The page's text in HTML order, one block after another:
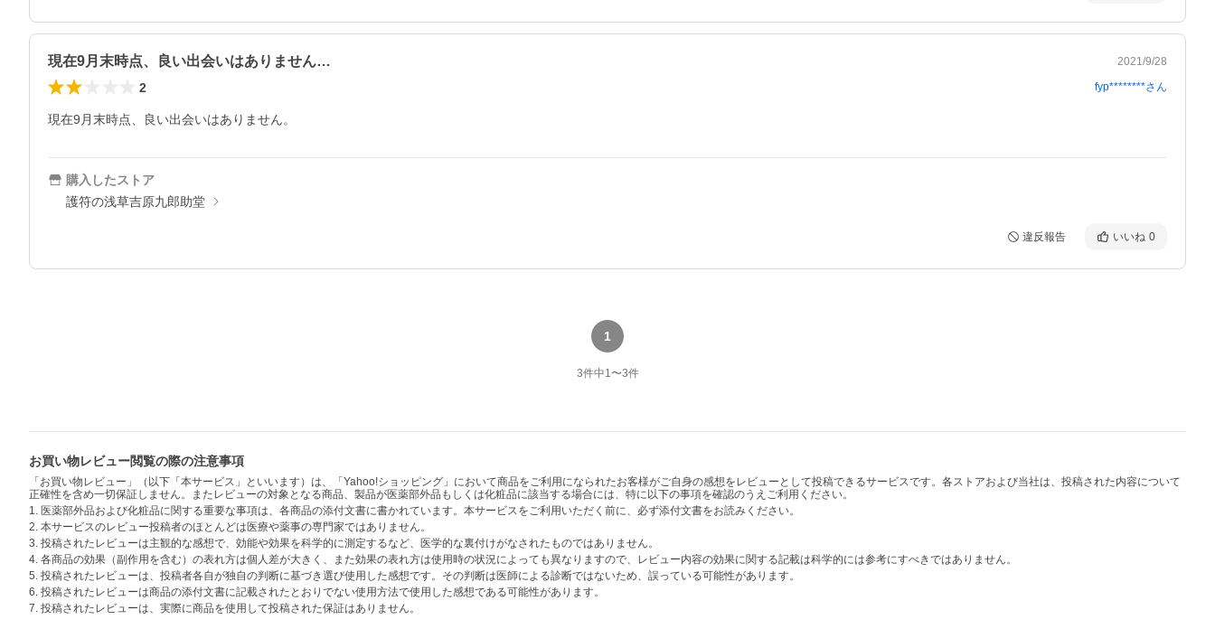
現在9月末時点、良い出会いはありません… 2021/9/28
2 fyp********さん
現在9月末時点、良い出会いはありません。
購入したストア
護符の浅草吉原九郎助堂
違反報告 いいね 0
1
3件中1〜3件
お買い物レビュー閲覧の際の注意事項
「お買い物レビュー」（以下「本サービス」といいます）は、「Yahoo!ショッピング」において商品をご利用になられたお客様がご自身の感想をレビューとして投稿できるサービスです。各ストアおよび当社は、投稿された内容について
正確性を含め一切保証しません。またレビューの対象となる商品、製品が医薬部外品もしくは化粧品に該当する場合には、特に以下の事項を確認のうえご利用ください。
1. 医薬部外品および化粧品に関する重要な事項は、各商品の添付文書に書かれています。本サービスをご利用いただく前に、必ず添付文書をお読みください。
2. 本サービスのレビュー投稿者のほとんどは医療や薬事の専門家ではありません。
3. 投稿されたレビューは主観的な感想で、効能や効果を科学的に測定するなど、医学的な裏付けがなされたものではありません。
4. 各商品の効果（副作用を含む）の表れ方は個人差が大きく、また効果の表れ方は使用時の状況によっても異なりますので、レビュー内容の効果に関する記載は科学的には参考にすべきではありません。
5. 投稿されたレビューは、投稿者各自が独自の判断に基づき選び使用した感想です。その判断は医師による診断ではないため、誤っている可能性があります。
6. 投稿されたレビューは商品の添付文書に記載されたとおりでない使用方法で使用した感想である可能性があります。
7. 投稿されたレビューは、実際に商品を使用して投稿された保証はありません。